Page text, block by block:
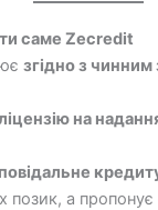
саме Zecredit
згідно з
на
позик, а